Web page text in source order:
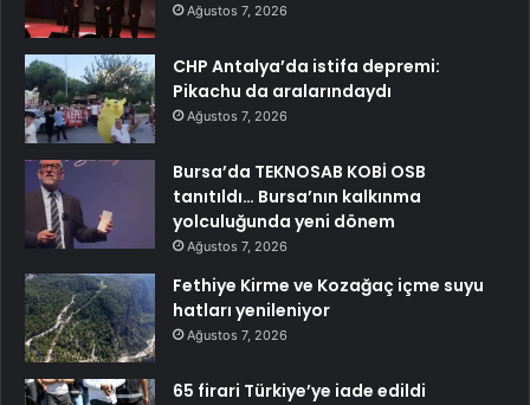
Ağustos 7, 2026
CHP Antalya’da istifa depremi:
Pikachu da aralarındaydı
Ağustos 7, 2026
Bursa’da TEKNOSAB KOBİ OSB
tanıtıldı… Bursa’nın kalkınma
yolculuğunda yeni dönem
Ağustos 7, 2026
Fethiye Kirme ve Kozağaç içme suyu
hatları yenileniyor
Ağustos 7, 2026
65 firari Türkiye’ye iade edildi